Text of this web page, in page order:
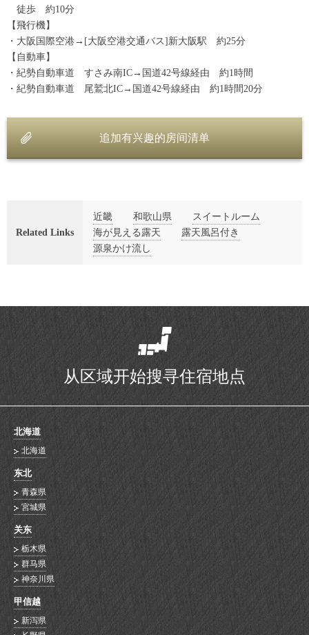
徒歩 約10分
【飛行機】
・大阪国際空港→[大阪空港交通バス]新大阪駅 約25分
【自動車】
・紀勢自動車道 すさみ南IC→国道42号線経由 約1時間
・紀勢自動車道 尾鷲北IC→国道42号線経由 約1時間20分
追加有兴趣的房间清单
Related Links
近畿 和歌山県
スイートルーム
海が見える露天
露天風呂付き
源泉かけ流し
从区域开始搜寻住宿地点
北海道
北海道
东北
青森県
宮城県
关东
栃木県
群马県
神奈川県
甲信越
新泻県